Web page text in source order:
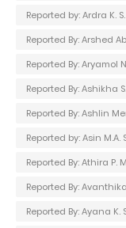
Reported by: Ardra K.
Reported By: Arshed
Reported By: Aryamol
Reported By: Ashikha
Reported By: Ashlin
Reported by: Asin M.A.
Reported By: Athira P.
Reported By: Avanthika
Reported By: Ayana